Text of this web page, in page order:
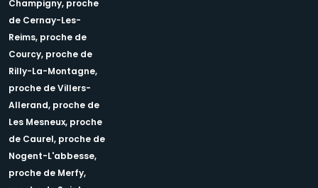
Champigny, proche
de Cernay-Les-
Reims, proche de
Courcy, proche de
Rilly-La-Montagne,
proche de Villers-
Allerand, proche de
Les Mesneux, proche
de Caurel, proche de
Nogent-L'abbesse,
proche de Merfy,